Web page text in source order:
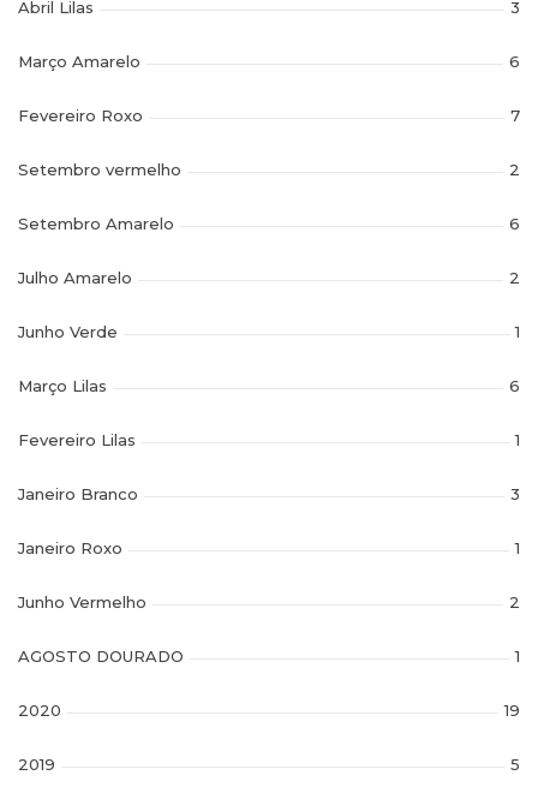
Abril Lilas 3
Março Amarelo 6
Fevereiro Roxo 7
Setembro vermelho 2
Setembro Amarelo 6
Julho Amarelo 2
Junho Verde 1
Março Lilas 6
Fevereiro Lilas 1
Janeiro Branco 3
Janeiro Roxo 1
Junho Vermelho 2
AGOSTO DOURADO 1
2020 19
2019 5